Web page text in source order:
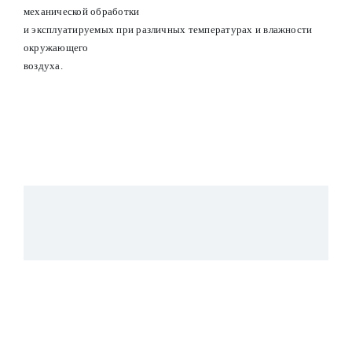
механической обработки
и эксплуатируемых при различных температурах и влажности
окружающего
воздуха.